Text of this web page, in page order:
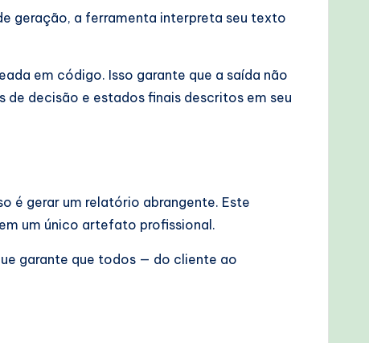
geração, a ferramenta interpreta seu texto
em código. Isso garante que a saída não
de decisão e estados finais descritos em seu
é gerar um relatório abrangente. Este
um único artefato profissional.
garante que todos — do cliente ao